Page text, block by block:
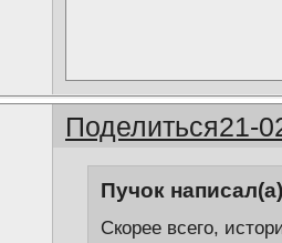
Поделиться21-
Пучок
Скорее всего,